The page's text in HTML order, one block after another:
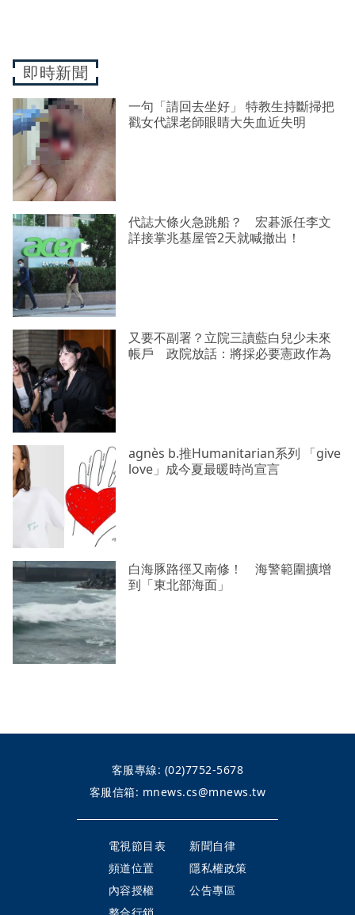
即時新聞
一句「請回去坐好」 特教生持斷掃把
戳女代課老師眼睛大失血近失明
代誌大條火急跳船？ 宏碁派任李文
詳接掌兆基屋管2天就喊撤出！
又要不副署？立院三讀藍白兒少未來
帳戶 政院放話：將採必要憲政作為
agnès b.推Humanitarian系列 「give
love」成今夏最暖時尚宣言
白海豚路徑又南修！ 海警範圍擴增
到「東北部海面」
客服專線: (02)7752-5678
客服信箱: mnews.cs@mnews.tw
電視節目表
新聞自律
頻道位置
隱私權政策
內容授權
公告專區